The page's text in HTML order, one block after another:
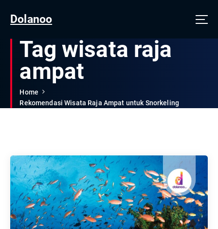
Dolanoo
Tag wisata raja
ampat
Home
Rekomendasi Wisata Raja Ampat untuk Snorkeling